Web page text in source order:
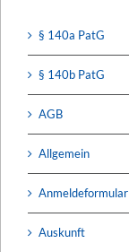
§ 140a PatG
§ 140b PatG
AGB
Allgemein
Anmeldeformular
Auskunft